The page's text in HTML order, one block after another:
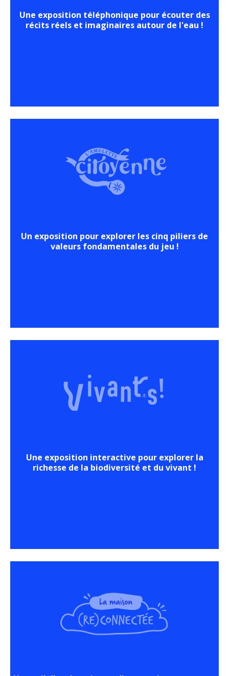
Une exposition téléphonique pour écouter des
récits réels et imaginaires autour de l'eau !
Un exposition pour explorer les cinq piliers de
valeurs fondamentales du jeu !
Une exposition interactive pour explorer la
richesse de la biodiversité et du vivant !